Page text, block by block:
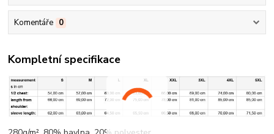
Komentáře 0
Kompletní specifikace